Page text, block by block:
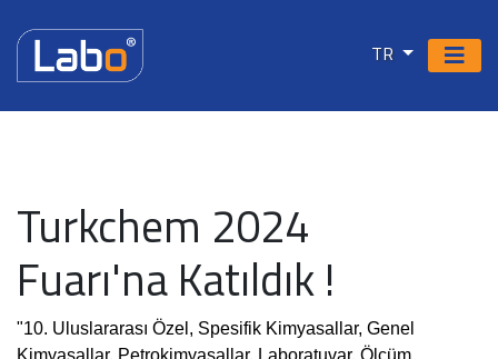
TR
Turkchem 2024
Fuarı'na Katıldık !
"10. Uluslararası Özel, Spesifik Kimyasallar, Genel
Kimyasallar, Petrokimyasallar, Laboratuvar, Ölçüm